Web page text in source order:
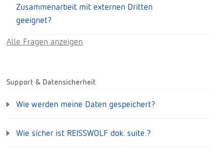
Zusammenarbeit mit externen Dritten
geeignet?
Alle Fragen anzeigen
Support & Datensicherheit
Wie werden meine Daten gespeichert?
Wie sicher ist REISSWOLF dok. suite.?